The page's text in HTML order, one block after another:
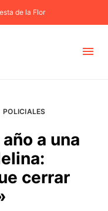
de la Flor
POLICIALES
a una
cerrar